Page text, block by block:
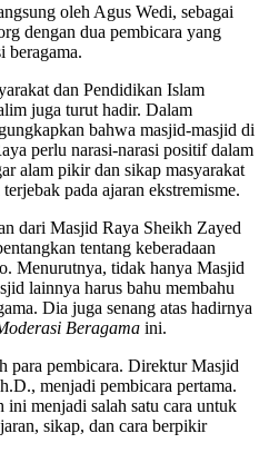
oleh Agus Wedi, sebagai
dengan dua pembicara yang
beragama.
dan Pendidikan Islam
juga turut hadir. Dalam
bahwa masjid-masjid di
perlu narasi-narasi positif dalam
alam pikir dan sikap masyarakat
pada ajaran ekstremisme.
dari Masjid Raya Sheikh Zayed
tentang keberadaan
Menurutnya, tidak hanya Masjid
lainnya harus bahu membahu
Dia juga senang atas hadirnya
Beragama ini.
para pembicara. Direktur Masjid
menjadi pembicara pertama.
menjadi salah satu cara untuk
sikap, dan cara berpikir